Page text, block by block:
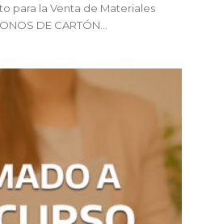
para la Venta de Materiales
DE CARTÓN...